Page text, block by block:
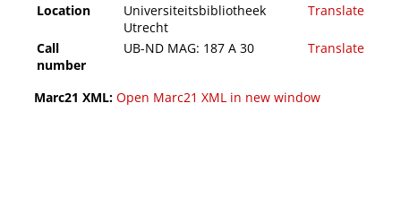
Location
Universiteitsbibliotheek
Utrecht
Translate
Call
number
UB-ND MAG: 187 A 30 Translate
Marc21 XML: Open Marc21 XML in new window